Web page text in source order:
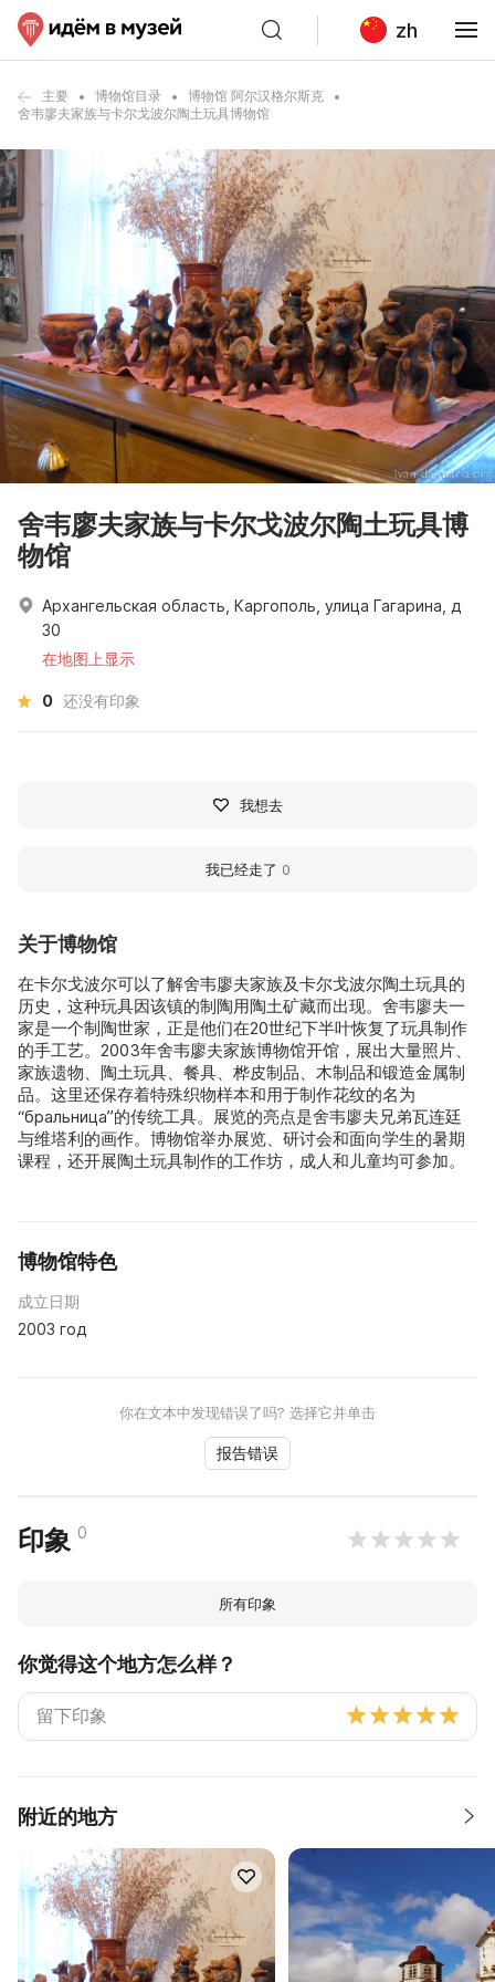
zh
主要 博物馆目录
博物馆 阿尔汉格尔斯克
舍韦廖夫家族与卡尔戈波尔陶土玩具博物馆
关于博物馆
在卡尔戈波尔可以了解舍韦廖夫家族及卡尔戈波尔陶土玩具的
历史，这种玩具因该镇的制陶用陶土矿藏而出现。舍韦廖夫一
家是一个制陶世家，正是他们在20世纪下半叶恢复了玩具制作
的手工艺。2003年舍韦廖夫家族博物馆开馆，展出大量照片、
家族遗物、陶土玩具、餐具、桦皮制品、木制品和锻造金属制
品。这里还保存着特殊织物样本和用于制作花纹的名为
“бральница”的传统工具。展览的亮点是舍韦廖夫兄弟瓦连廷
与维塔利的画作。博物馆举办展览、研讨会和面向学生的暑期
课程，还开展陶土玩具制作的工作坊，成人和儿童均可参加。
博物馆特色
成立日期
2003 год
你在文本中发现错误了吗? 选择它并单击
报告错误
印象 0
所有印象
你觉得这个地方怎么样？
附近的地方
舍韦廖夫家族与卡尔戈波尔陶土玩具博
物馆
Архангельская область, Каргополь, улица Гагарина, д
30
在地图上显示
0 还没有印象
我想去
我已经走了 0